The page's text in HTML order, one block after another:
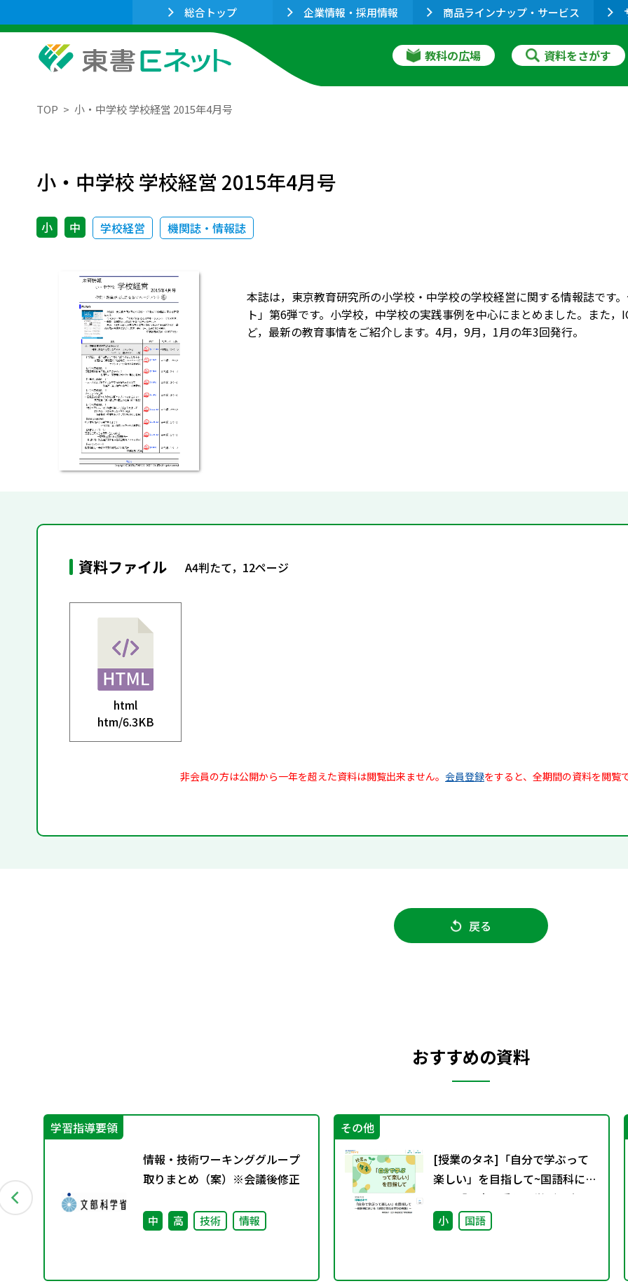
総合トップ 企業情報・採用情報 商品ラインナップ・サービス
教科の広場 資料をさがす
TOP 小・中学校 学校経営 2015年4月号
小・中学校 学校経営 2015年4月号
小 中 学校経営 機関誌・情報誌
本誌は，東京教育研究所の小学校・中学校の学校経営に関する情報誌です
ト」第6弾です。小学校，中学校の実践事例を中心にまとめました。また
ど，最新の教育事情をご紹介します。4月，9月，1月の年3回発行。
資料ファイル A4判たて，12ページ
html
htm/6.3KB
非会員の方は公開から一年を超えた資料は閲覧出来ません。 会員登録をすると、全期間の資料を閲覧
戻る
おすすめの資料
学習指導要領
情報・技術ワーキンググループ
取りまとめ（案）※会議後修正
中 高 技術 情報
その他
[授業のタネ]「自分で学ぶって
楽しい」を目指して~国語科にお
ける「児童に委ねる学びの実
践」~
小 国語